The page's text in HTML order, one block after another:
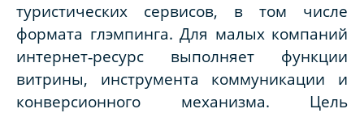
туристических сервисов, в том числе
формата глэмпинга. Для малых компаний
интернет‑ресурс выполняет функции
витрины, инструмента коммуникации и
конверсионного механизма. Цель